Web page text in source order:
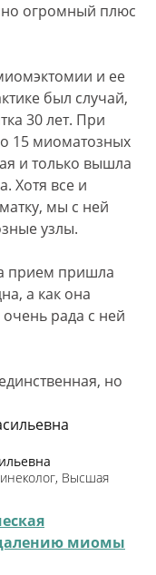
огромный плюс
и ее
был случай,
30 лет. При
15 миоматозных
и только вышла
Хотя все и
мы с ней
узлы.
прием пришла
а как она
рада с ней
но
Высшая
миомы